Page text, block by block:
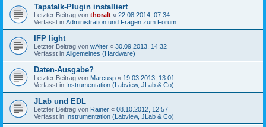
Tapatalk-Plugin installiert
Letzter Beitrag von thoralt « 22.08.2014, 07:34
Verfasst in Administration und Fragen zum Forum
IFP light
Letzter Beitrag von wAlter « 30.09.2013, 14:32
Verfasst in Allgemeines (Hardware)
Daten-Ausgabe?
Letzter Beitrag von Marcusp « 19.03.2013, 13:01
Verfasst in Instrumentation (Labview, JLab & Co)
JLab und EDL
Letzter Beitrag von Rainer « 08.10.2012, 12:57
Verfasst in Instrumentation (Labview, JLab & Co)